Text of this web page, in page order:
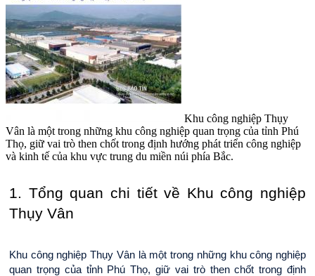
Khu công nghiệp Thụy
Vân là một trong những khu công nghiệp quan trọng của tỉnh Phú
Thọ, giữ vai trò then chốt trong định hướng phát triển công nghiệp
và kinh tế của khu vực trung du miền núi phía Bắc.
1. Tổng quan chi tiết về Khu công nghiệp
Thụy Vân
Khu công nghiệp Thụy Vân là một trong những khu công nghiệp
quan trọng của tỉnh Phú Thọ, giữ vai trò then chốt trong định